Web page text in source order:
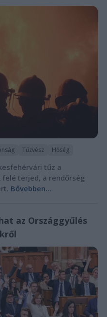
Tűzvész Hőség
tűz a
terjed, a rendőrség
Bővebben...
az Országgyűlés